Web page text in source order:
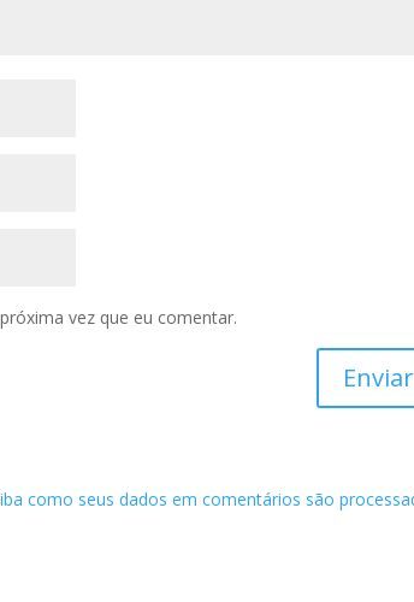
vez que eu comentar.
como seus dados em comentários são